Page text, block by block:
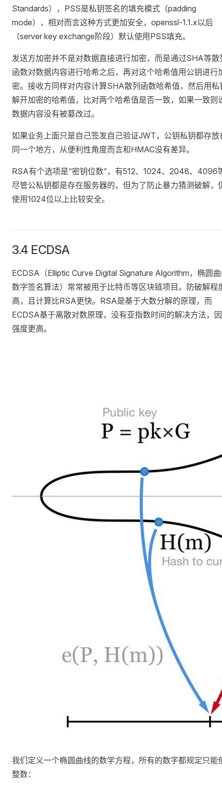
Standards），PSS是私钥签名的填充模式（padding
mode），相对而言这种方式更加安全，openssl-1.1.x以后
（server key exchange阶段）默认使用PSS填充。
发送方加密并不是对数据直接进行加密，而是通过SHA等散
函数对数据内容进行哈希之后，再对这个哈希值用公钥进行
密。接收方同样对内容计算SHA散列函数哈希值，然后用私
解开加密的哈希值，比对两个哈希值是否一致，如果一致则
数据内容没有被篡改过。
如果业务上面只是自己签发自己验证JWT，公钥私钥都存放
同一个地方，从便利性角度而言和HMAC没有差异。
RSA有个选项是“密钥位数”，有512、1024、2048、4096
尽管公私钥都是存在服务器的，但为了防止暴力猜测破解，
使用1024位以上比较安全。
3.4 ECDSA
ECDSA（Elliptic Curve Digital Signature Algorithm，椭圆
数字签名算法）常常被用于比特币等区块链项目。防破解程
高，且计算比RSA更快。RSA是基于大数分解的原理，而
ECDSA基于离散对数原理，没有亚指数时间的解决方法，
强度更高。
我们定义一个椭圆曲线的数学方程，所有的数字都规定只能
整数：